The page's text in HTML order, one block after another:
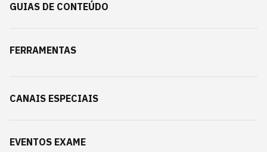
GUIAS DE CONTEÚDO
FERRAMENTAS
CANAIS ESPECIAIS
EVENTOS EXAME